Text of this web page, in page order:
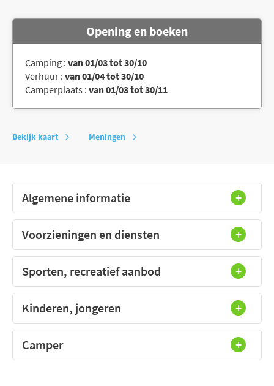
Opening en boeken
Camping : van 01/03 tot 30/10
Verhuur : van 01/04 tot 30/10
Camperplaats : van 01/03 tot 30/11
Bekijk kaart Meningen
Algemene informatie
Voorzieningen en diensten
Sporten, recreatief aanbod
Kinderen, jongeren
Camper